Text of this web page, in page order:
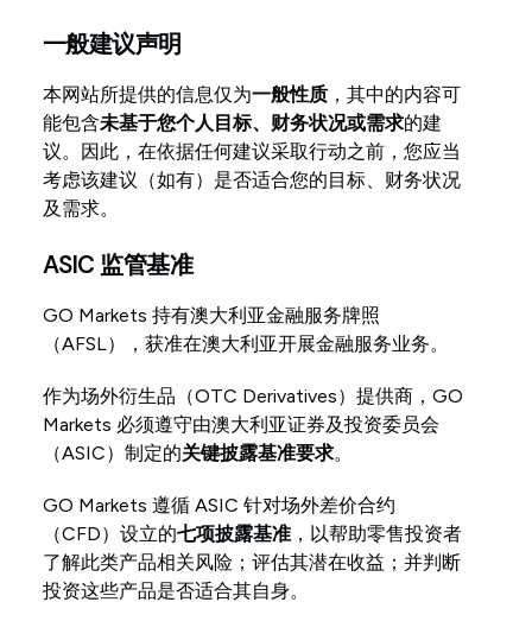
对冲政策
客户资金管理
保证金追缴
网站及系统使用政策
Cookie政策
遗产账户政策
投诉与争议处理
设计与分销义务
一般建议声明
本网站所提供的信息仅为一般性质，其中的内容可
能包含未基于您个人目标、财务状况或需求的建
议。因此，在依据任何建议采取行动之前，您应当
考虑该建议（如有）是否适合您的目标、财务状况
及需求。
ASIC 监管基准
GO Markets 持有澳大利亚金融服务牌照
（AFSL），获准在澳大利亚开展金融服务业务。
作为场外衍生品（OTC Derivatives）提供商，GO
Markets 必须遵守由澳大利亚证券及投资委员会
（ASIC）制定的关键披露基准要求。
GO Markets 遵循 ASIC 针对场外差价合约
（CFD）设立的七项披露基准，以帮助零售投资者
了解此类产品相关风险；评估其潜在收益；并判断
投资这些产品是否适合其自身。